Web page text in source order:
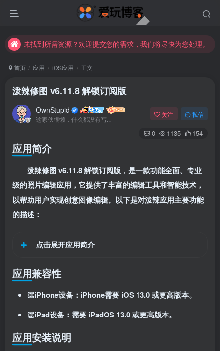
未找到所需资源？欢迎提交您的需求，我们将尽快为您处理。
苹果手机用户没有巨魔商店的点击此处获取保姆级安装教程
未找到所需资源？欢迎提交您的需求，我们将尽快为您处理。
首页 应用 iOS应用 正文
泼辣修图 v6.11.8 解锁订阅版
OwnStupid
这家伙很懒，什么都没有写...
关注 私信
0 1135 154
应用简介
泼辣修图 v6.11.8 解锁订阅版 ， 是一款功能全面、专业
级的照片编辑应用，它提供了丰富的编辑工具和智能技术，
以帮助用户实现创意图像编辑。以下是对泼辣应用主要功能
的描述：
点击展开应用简介
应用兼容性
👏iPhone设备：iPhone需要 iOS 13.0 或更高版本。
👏iPad设备：需要 iPadOS 13.0 或更高版本。
应用安装说明
扫码登录
使用